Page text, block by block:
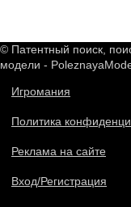
© Патентный поиск,
модели -
Игромания
Политика
Реклама на сайте
Вход/Регистрация